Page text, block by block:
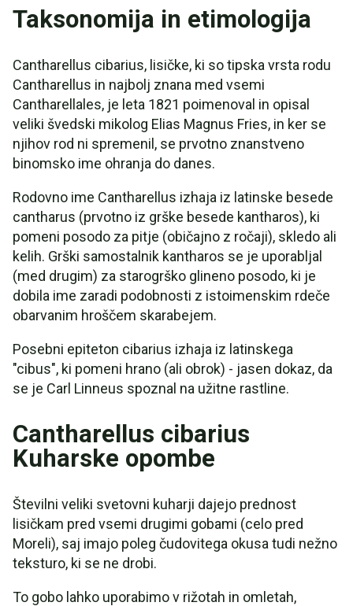
Taksonomija in etimologija
Cantharellus cibarius, lisičke, ki so tipska vrsta rodu
Cantharellus in najbolj znana med vsemi
Cantharellales, je leta 1821 poimenoval in opisal
veliki švedski mikolog Elias Magnus Fries, in ker se
njihov rod ni spremenil, se prvotno znanstveno
binomsko ime ohranja do danes.
Rodovno ime Cantharellus izhaja iz latinske besede
cantharus (prvotno iz grške besede kantharos), ki
pomeni posodo za pitje (običajno z ročaji), skledo ali
kelih. Grški samostalnik kantharos se je uporabljal
(med drugim) za starogrško glineno posodo, ki je
dobila ime zaradi podobnosti z istoimenskim rdeče
obarvanim hroščem skarabejem.
Posebni epiteton cibarius izhaja iz latinskega
"cibus", ki pomeni hrano (ali obrok) - jasen dokaz, da
se je Carl Linneus spoznal na užitne rastline.
Cantharellus cibarius
Kuharske opombe
Številni veliki svetovni kuharji dajejo prednost
lisičkam pred vsemi drugimi gobami (celo pred
Moreli), saj imajo poleg čudovitega okusa tudi nežno
teksturo, ki se ne drobi.
To gobo lahko uporabimo v rižotah in omletah,